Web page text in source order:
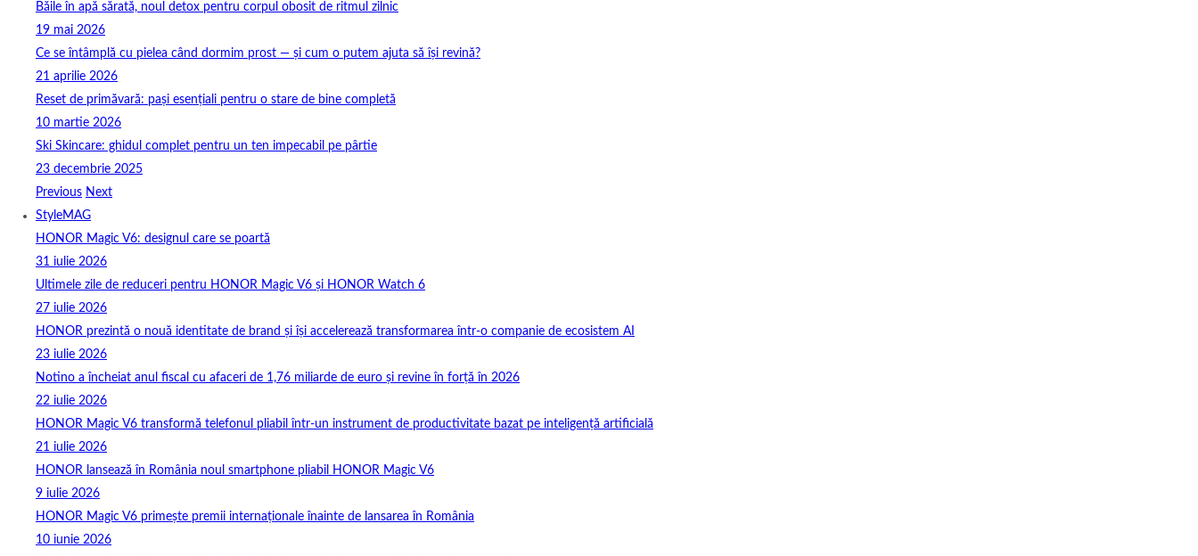
Băile în apă sărată, noul detox pentru corpul obosit de ritmul zilnic
19 mai 2026
Ce se întâmplă cu pielea când dormim prost — și cum o putem ajuta să își revină?
21 aprilie 2026
Reset de primăvară: pași esențiali pentru o stare de bine completă
10 martie 2026
Ski Skincare: ghidul complet pentru un ten impecabil pe pârtie
23 decembrie 2025
Previous Next
StyleMAG
HONOR Magic V6: designul care se poartă
31 iulie 2026
Ultimele zile de reduceri pentru HONOR Magic V6 și HONOR Watch 6
27 iulie 2026
HONOR prezintă o nouă identitate de brand și își accelerează transformarea într-o companie de ecosistem AI
23 iulie 2026
Notino a încheiat anul fiscal cu afaceri de 1,76 miliarde de euro și revine în forță în 2026
22 iulie 2026
HONOR Magic V6 transformă telefonul pliabil într-un instrument de productivitate bazat pe inteligență artificială
21 iulie 2026
HONOR lansează în România noul smartphone pliabil HONOR Magic V6
9 iulie 2026
HONOR Magic V6 primește premii internaționale înainte de lansarea în România
10 iunie 2026